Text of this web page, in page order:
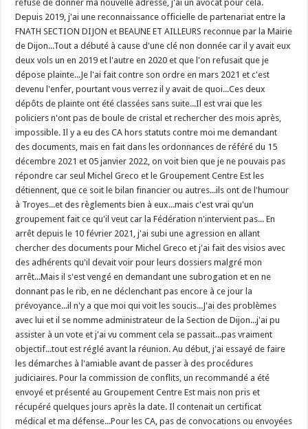
refuse de donner ma nouvelle adresse, j'ai un avocat pour cela.
Depuis 2019, j'ai une reconnaissance officielle de partenariat entre la
FNATH SECTION DIJON et BEAUNE ET AILLEURS reconnue par la Mairie
de Dijon...Tout a débuté à cause d'une clé non donnée car il y avait eux
deux vols un en 2019 et l'autre en 2020 et que l'on refusait que je
dépose plainte...Je l'ai fait contre son ordre en mars 2021 et c'est
devenu l'enfer, pourtant vous verrez il y avait de quoi...Ces deux
dépôts de plainte ont été classées sans suite...Il est vrai que les
policiers n'ont pas de boule de cristal et rechercher des mois après,
impossible. Il y a eu des CA hors statuts contre moi me demandant
des documents, mais en fait dans les ordonnances de référé du 15
décembre 2021 et 05 janvier 2022, on voit bien que je ne pouvais pas
répondre car seul Michel Greco et le Groupement Centre Est les
détiennent, que ce soit le bilan financier ou autres...ils ont de l'humour
à Troyes...et des règlements bien à eux...mais c'est vrai qu'un
groupement fait ce qu'il veut car la Fédération n'intervient pas... En
arrêt depuis le 10 février 2021, j'ai subi une agression en allant
chercher des documents pour Michel Greco et j'ai fait des visios avec
des adhérents qu'il devait voir pour leurs dossiers malgré mon
arrêt...Mais il s'est vengé en demandant une subrogation et en ne
donnant pas le rib, en ne déclenchant pas encore à ce jour la
prévoyance...il n'y a que moi qui voit les soucis...J'ai des problèmes
avec lui et il se nomme administrateur de la Section de Dijon...j'ai pu
assister à un vote et j'ai vu comment cela se passait...pas vraiment
objectif...tout est réglé avant la réunion. Au début, j'ai essayé de faire
les démarches à l'amiable avant de passer à des procédures
judiciaires. Pour la commission de conflits, un recommandé a été
envoyé et présenté au Groupement Centre Est mais non pris et
récupéré quelques jours après la date. Il contenait un certificat
médical et ma défense...Pour les CA, pas de convocations ou envoyées